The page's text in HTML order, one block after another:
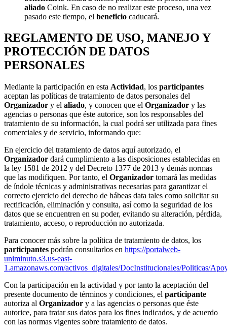
aliado Coink. En caso de no realizar este proceso, una vez
pasado este tiempo, el beneficio caducará.
REGLAMENTO DE USO, MANEJO Y
PROTECCIÓN DE DATOS
PERSONALES
Mediante la participación en esta Actividad, los participantes
aceptan las políticas de tratamiento de datos personales del
Organizador y el aliado, y conocen que el Organizador y las
agencias o personas que éste autorice, son los responsables del
tratamiento de su información, la cual podrá ser utilizada para fines
comerciales y de servicio, informando que:
En ejercicio del tratamiento de datos aquí autorizado, el
Organizador dará cumplimiento a las disposiciones establecidas en
la ley 1581 de 2012 y del Decreto 1377 de 2013 y demás normas
que las modifiquen. Por tanto, el Organizador tomará las medidas
de índole técnicas y administrativas necesarias para garantizar el
correcto ejercicio del derecho de hábeas data tales como solicitar su
rectificación, eliminación y consulta, así como la seguridad de los
datos que se encuentren en su poder, evitando su alteración, pérdida,
tratamiento, acceso, o reproducción no autorizada.
Para conocer más sobre la política de tratamiento de datos, los
participantes podrán consultarlos en https://portalweb-
uniminuto.s3.us-east-
1.amazonaws.com/activos_digitales/DocInstitucionales/Politicas/
Con la participación en la actividad y por tanto la aceptación del
presente documento de términos y condiciones, el participante
autoriza al Organizador y a las agencias o personas que éste
autorice, para tratar sus datos para los fines indicados, y de acuerdo
con las normas vigentes sobre tratamiento de datos.